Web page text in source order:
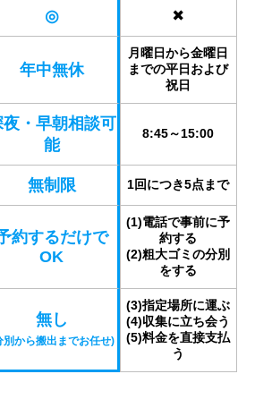
◎ ✖️
年中無休
月曜日から金曜日
までの平日および
祝日
夜・早朝相談可
能
8:45～15:00
無制限 1回につき5点まで
約するだけで
OK
(1)電話で事前に予
約する
(2)粗大ゴミの分別
をする
無し
別から搬出までお任せ)
(3)指定場所に運ぶ
(4)収集に立ち会う
(5)料金を直接支払
う